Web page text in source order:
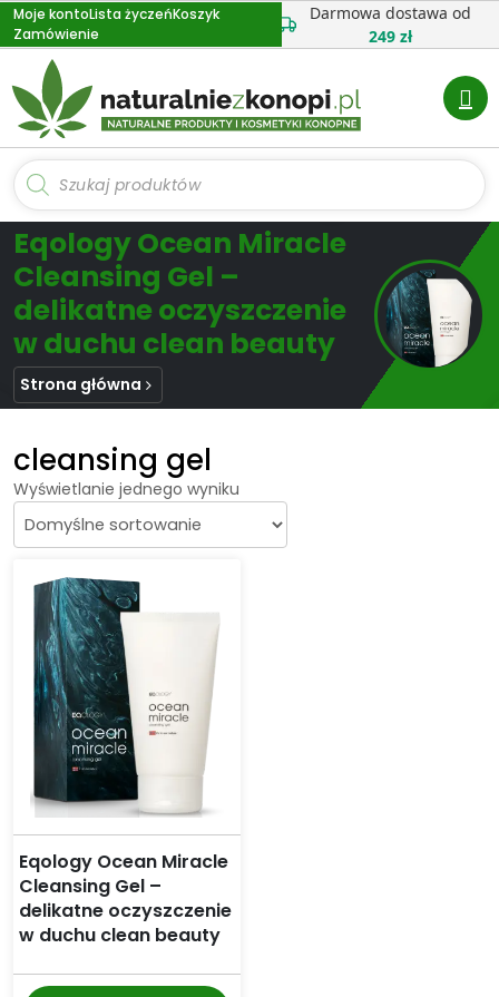
Przejdź
do
treści
Moje kontoLista życzeńKoszyk
Zamówienie
Darmowa dostawa od
249 zł
Wyszukiwarka
produktów
Eqology Ocean Miracle
Cleansing Gel –
delikatne oczyszczenie
w duchu clean beauty
Strona główna
cleansing gel
Wyświetlanie jednego wyniku
Eqology Ocean Miracle
Cleansing Gel –
delikatne oczyszczenie
w duchu clean beauty